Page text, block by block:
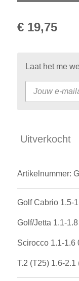
€ 19,75
Laat het me
Uitverkocht
Artikelnummer:
Golf Cabrio 1.5-
Golf/Jetta 1.1-
Scirocco 1.1-1.6
T.2 (T25) 1.6-